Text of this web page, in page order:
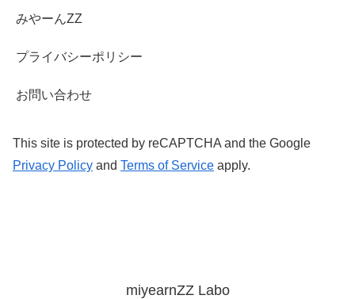
みやーんZZ
プライバシーポリシー
お問い合わせ
This site is protected by reCAPTCHA and the Google
Privacy Policy and Terms of Service apply.
miyearnZZ Labo